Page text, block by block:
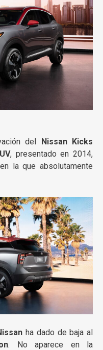
del
Nissan Kicks
, presentado en 2014,
la que absolutamente
ha dado de baja al
. No aparece en la